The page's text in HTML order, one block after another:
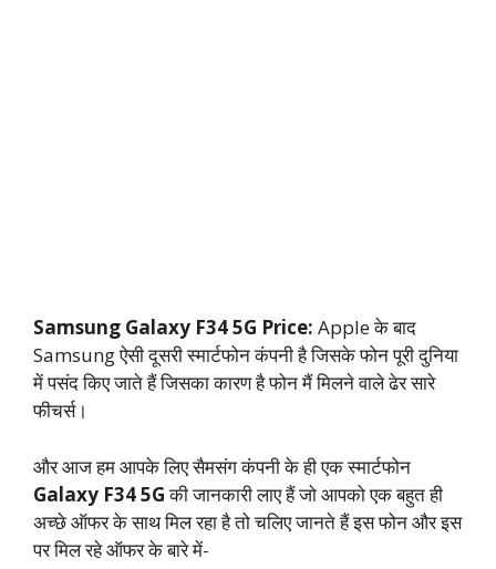
Samsung Galaxy F34 5G Price: Apple के बाद
Samsung ऐसी दूसरी स्मार्टफोन कंपनी है जिसके फोन पूरी दुनिया
में पसंद किए जाते हैं जिसका कारण है फोन मैं मिलने वाले ढेर सारे
फीचर्स।
और आज हम आपके लिए सैमसंग कंपनी के ही एक स्मार्टफोन
Galaxy F34 5Gकी जानकारी लाए हैं जो आपको एक बहुत ही
अच्छे ऑफर के साथ मिल रहा है तो चलिए जानते हैं इस फोन और इस
पर मिल रहे ऑफर के बारे में-